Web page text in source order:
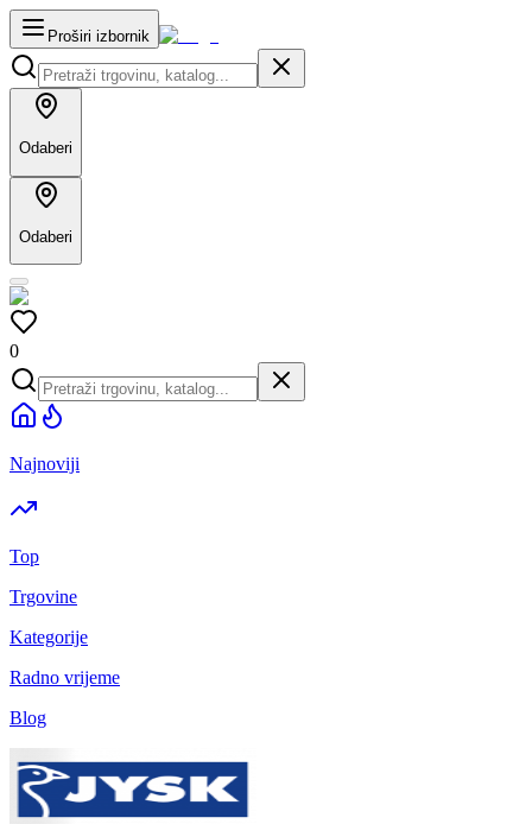
Proširi izbornik
Odaberi
Odaberi
0
Najnoviji
Top
Trgovine
Kategorije
Radno vrijeme
Blog